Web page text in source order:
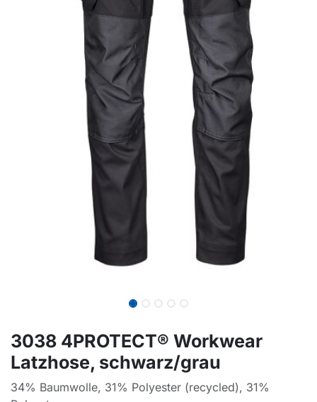
3038 4PROTECT® Workwear
Latzhose, schwarz/grau
34% Baumwolle, 31% Polyester (recycled), 31%